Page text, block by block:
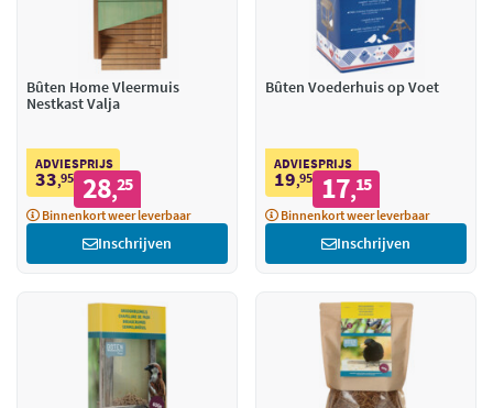
Bûten Home Vleermuis
Nestkast Valja
ADVIESPRIJS
33,95 28,25
Binnenkort weer leverbaar
Inschrijven
Bûten Voederhuis op Voet
ADVIESPRIJS
19,95 17,15
Binnenkort weer leverbaar
Inschrijven